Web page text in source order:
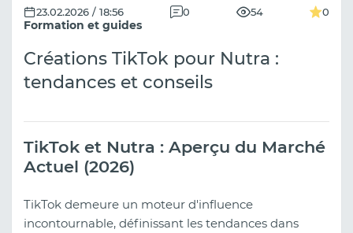
Formation et guides
23.02.2026 / 18:56 0 54 0
Créations TikTok pour Nutra :
tendances et conseils
TikTok et Nutra : Aperçu du Marché
Actuel (2026)
TikTok demeure un moteur d'influence
incontournable, définissant les tendances dans